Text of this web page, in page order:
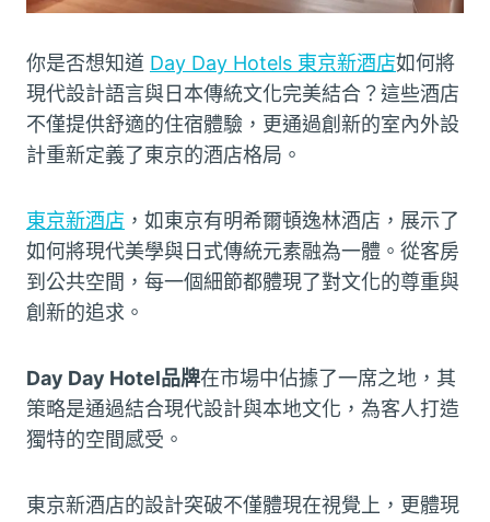
你是否想知道 Day Day Hotels 東京新酒店如何將
現代設計語言與日本傳統文化完美結合？這些酒店
不僅提供舒適的住宿體驗，更通過創新的室內外設
計重新定義了東京的酒店格局。
東京新酒店 ，如東京有明希爾頓逸林酒店，展示了
如何將現代美學與日式傳統元素融為一體。從客房
到公共空間，每一個細節都體現了對文化的尊重與
創新的追求。
Day Day Hotel品牌在市場中佔據了一席之地，其
策略是通過結合現代設計與本地文化，為客人打造
獨特的空間感受。
東京新酒店的設計突破不僅體現在視覺上，更體現